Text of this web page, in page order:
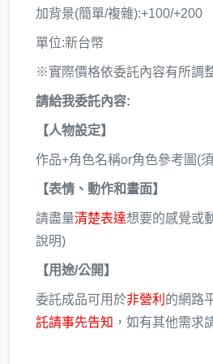
加背景(簡單/複雜):+100/+200
單位:新台幣
※實際價格依委託內容有所調
請給我委託內容:
【人物設定】
作品+角色名稱or角色參考圖(
【表情、動作和畫面】
請盡量清楚表達想要的感覺或
說明)
【用途/公開】
委託成品可用於非營利 的網路
託請事先告知 ，如有其他需求